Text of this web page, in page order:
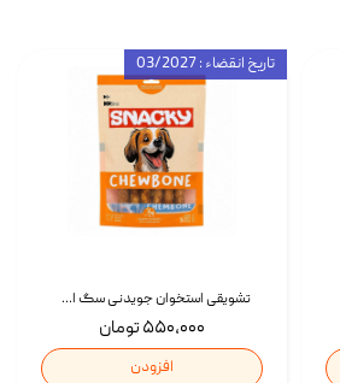
تشویقی استخوان جویدنی سگ اسنکی کرانچی با طعم مرغ Snacky Crunchy Munchy وزن 100 گرم
۵۵۰,۰۰۰ تومان
افزودن
تاریخ انقضاء : 03/2027